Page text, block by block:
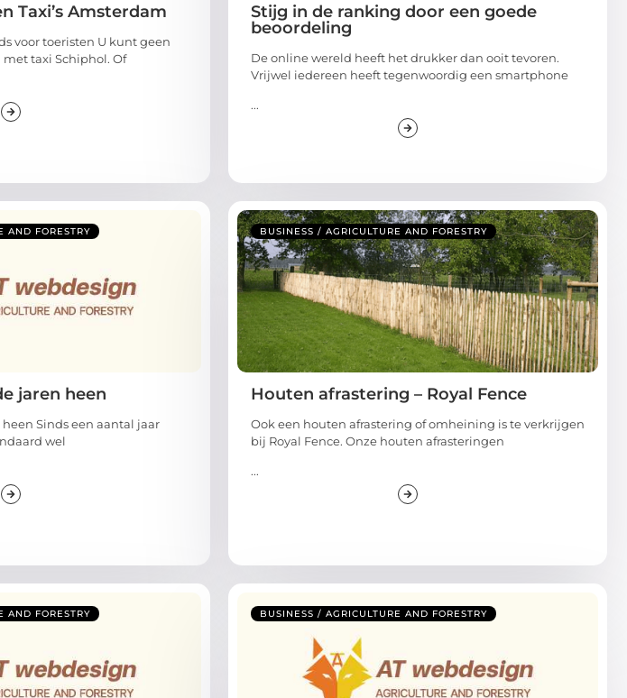
Taxi’s Amsterdam
voor toeristen U kunt geen
met taxi Schiphol. Of
Stijg in de ranking door een goede
beoordeling
De online wereld heeft het drukker dan ooit tevoren.
Vrijwel iedereen heeft tegenwoordig een smartphone
...
AND FORESTRY
jaren heen
Sinds een aantal jaar
wel
BUSINESS / AGRICULTURE AND FORESTRY
Houten afrastering – Royal Fence
Ook een houten afrastering of omheining is te verkrijgen
bij Royal Fence. Onze houten afrasteringen
...
AND FORESTRY BUSINESS / AGRICULTURE AND FORESTRY